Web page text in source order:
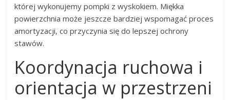
której wykonujemy pompki z wyskokiem. Miękka
powierzchnia może jeszcze bardziej wspomagać proces
amortyzacji, co przyczynia się do lepszej ochrony
stawów.
Koordynacja ruchowa i
orientacja w przestrzeni